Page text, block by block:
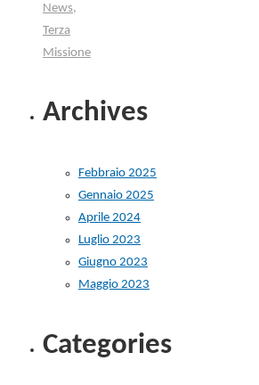
News,
Terza
Missione
Archives
Febbraio 2025
Gennaio 2025
Aprile 2024
Luglio 2023
Giugno 2023
Maggio 2023
Categories